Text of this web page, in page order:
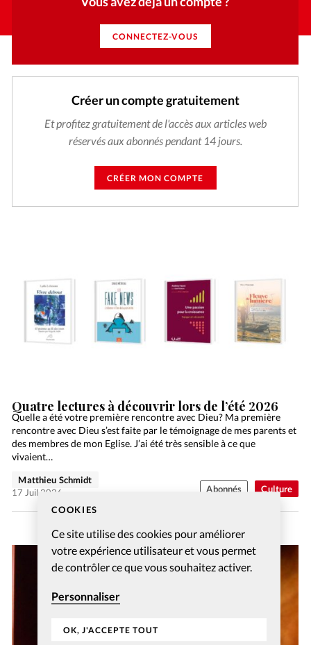
COOKIES
Ce site utilise des cookies pour améliorer
votre expérience utilisateur et vous permet
de contrôler ce que vous souhaitez activer.
Personnaliser
OK, J'ACCEPTE TOUT
CONNECTEZ-VOUS
Créer un compte gratuitement
Et profitez gratuitement de l'accès aux articles web
réservés aux abonnés pendant 14 jours.
CRÉER MON COMPTE
Culture
Quatre lectures à découvrir lors de l’été 2026
Quelle a été votre première rencontre avec Dieu? Ma première
rencontre avec Dieu s’est faite par le témoignage de mes parents et
des membres de mon Eglise. J’ai été très sensible à ce que
vivaient…
Matthieu Schmidt
17 Juil 2026
Abonnés